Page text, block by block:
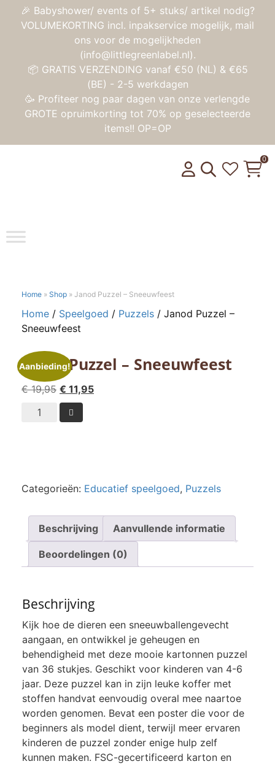
🎉 Babyshower/ events of 5+ stuks/ artikel nodig?
VOLUMEKORTING incl. inpakservice mogelijk, mail
ons voor de mogelijkheden
(info@littlegreenlabel.nl).
📦 GRATIS VERZENDING vanaf €50 (NL) & €65
(BE) - 2-5 werkdagen
🥳 Profiteer nog paar dagen van onze verlengde
GROTE opruimkorting tot 70% op geselecteerde
items!! OP=OP
Toggle
0
Home » Shop » Janod Puzzel – Sneeuwfeest
Home / Speelgoed / Puzzels / Janod Puzzel –
Sneeuwfeest
Aanbieding!
Janod Puzzel – Sneeuwfeest
€19,95 Oorspronkelijke
prijs
was:
€ 11,95Huidige
Janod

Categorieën: Educatief speelgoed, Puzzels
Beschrijving Aanvullende informatie
Beoordelingen (0)
Beschrijving
Kijk hoe de dieren een sneeuwballengevecht
aangaan, en ontwikkel je geheugen en
behendigheid met deze mooie kartonnen puzzel
van 36 stukjes. Geschikt voor kinderen van 4-6
jaar. Deze puzzel kan in zijn leuke koffer met
stoffen handvat eenvoudig overal mee naartoe
worden genomen. Bevat een poster die voor de
beginners als model dient, terwijl meer ervaren
kinderen de puzzel zonder enige hulp zelf
kunnen maken. FSC-gecertificeerd karton en